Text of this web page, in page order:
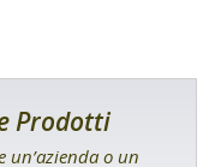
Prodotti
un’azienda o un